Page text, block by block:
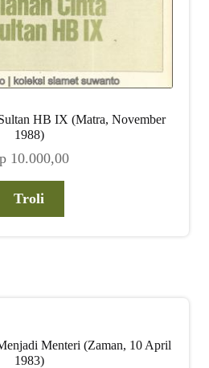
HB IX (Matra, November
1988)
10.000,00
Troli
Menteri (Zaman, 10 April
1983)